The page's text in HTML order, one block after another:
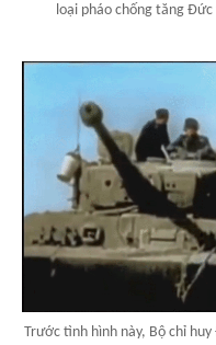
loại pháo chống tăng
Trước tình hình này, Bộ chỉ